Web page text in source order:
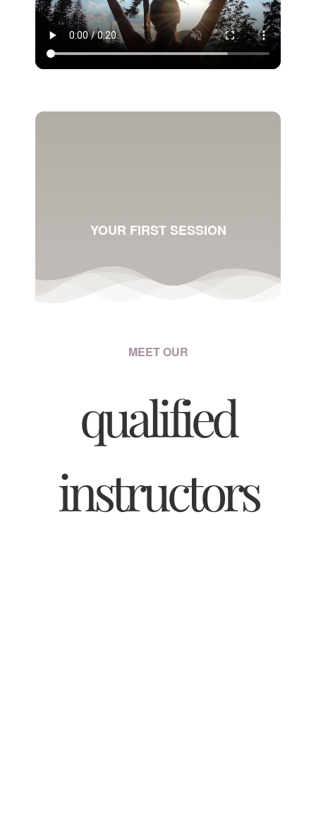
YOUR FIRST SESSION
MEET OUR
qualified
instructors